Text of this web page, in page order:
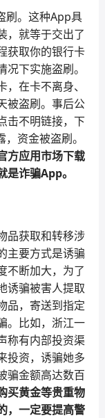
刷。这种App具
，就等于交出了
获取你的银行卡
下实施盗刷。
在卡不离身、
被盗刷。事后公
击不明链接，下
资金被盗刷。
方应用市场下载
是诈骗App。
品获取和转移涉
主要方式是诱骗
不断加大，为了
诱骗被害人提取
品，寄送到指定
。比如，浙江一
称有内部投资渠
投资，诱骗她多
骗金额高达数百
买黄金等贵重物
，一定要提高警